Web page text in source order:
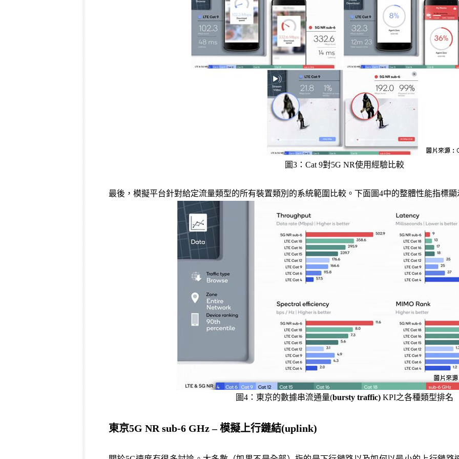
圖3：Cat 9對5G NR使用經驗比較
最後，模擬平台針對給定流量類型的所有裝置類別的系統範圍比較。下面圖4中的整體性能指標顯
圖4：東京的數據串流通量(bursty traffic)KPI之各種類型排名
東京5G NR sub-6 GHz –模擬上行鏈結(uplink)